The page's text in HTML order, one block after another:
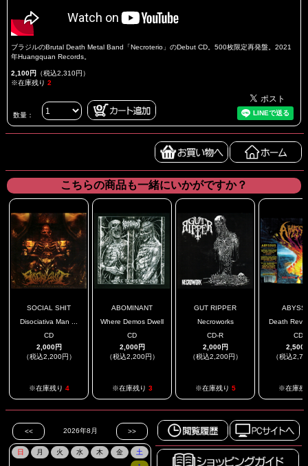
ブラジルのBrutal Death Metal Band「Necroterio」のDebut CD。500枚限定再発盤。2021
年Huangquan Records。
2,100円 （税込2,310円）
※在庫残り 2
数量：
こちらの商品も一緒にいかがですか？
SOCIAL SHIT
Disociativa Man ...
CD
2,000円
（税込2,200円）
※在庫残り 4
ABOMINANT
Where Demos Dwell
CD
2,000円
（税込2,200円）
※在庫残り 3
GUT RIPPER
Necroworks
CD-R
2,000円
（税込2,200円）
※在庫残り 5
Death
CD
2,500
（税込
※在庫残